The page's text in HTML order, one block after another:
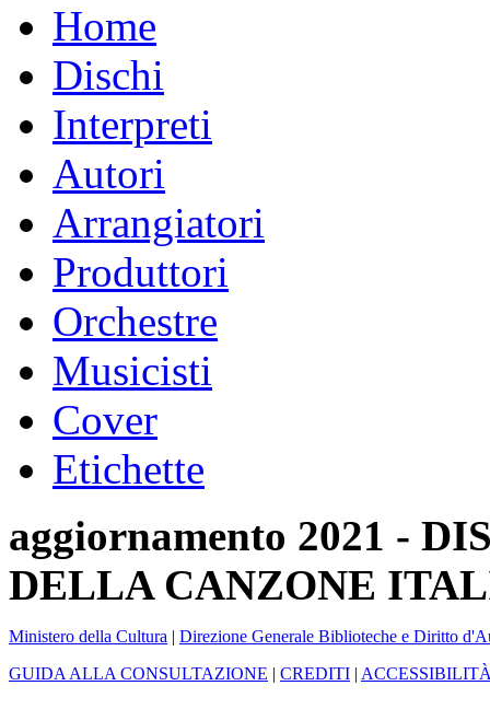
Home
Dischi
Interpreti
Autori
Arrangiatori
Produttori
Orchestre
Musicisti
Cover
Etichette
aggiornamento 2021 -
DELLA CANZONE
Ministero della Cultura | Direzione Generale Biblioteche e Diritto
GUIDA ALLA CONSULTAZIONE | CREDITI |